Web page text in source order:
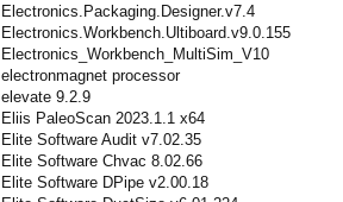
Electronics.Packaging.Designer.v7.4
Electronics.Workbench.Ultiboard.v9.0.155
Electronics_Workbench_MultiSim_V10
electronmagnet processor
elevate 9.2.9
Eliis PaleoScan 2023.1.1 x64
Elite Software Audit v7.02.35
Elite Software Chvac 8.02.66
Elite Software DPipe v2.00.18